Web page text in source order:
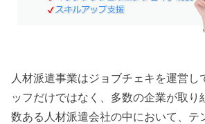
人材派遣事業はジョブチェキを運営し
ッフだけではなく、多数の企業が取り
数ある人材派遣会社の中において、テ